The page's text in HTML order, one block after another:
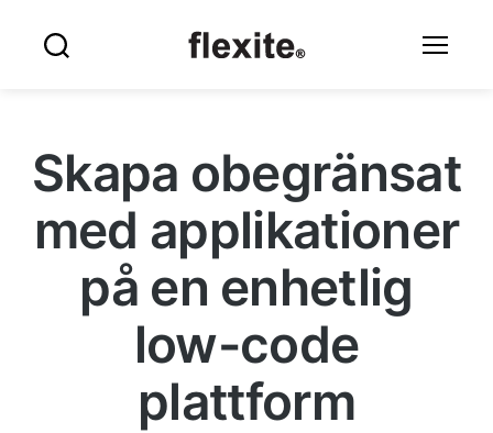
Skapa obegränsat
med applikationer
på en enhetlig
low-code
plattform